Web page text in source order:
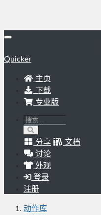
Quicker
主页
下载
专业版
分享
文档
讨论
外观
登录
注册
动作库